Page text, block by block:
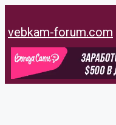
к
содержимому
vebkam-forum.com